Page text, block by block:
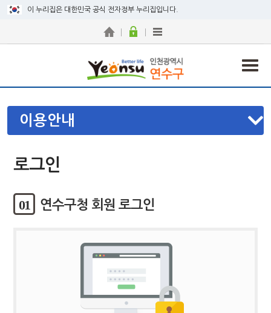
이 누리집은 대한민국 공식 전자정부 누리집입니다.
이용안내
로그인
01 연수구청 회원 로그인